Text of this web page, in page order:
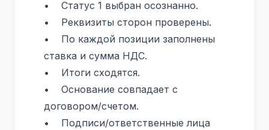
• Статус 1 выбран осознанно.
• Реквизиты сторон проверены.
• По каждой позиции заполнены
ставка и сумма НДС.
• Итоги сходятся.
• Основание совпадает с
договором/счетом.
• Подписи/ответственные лица